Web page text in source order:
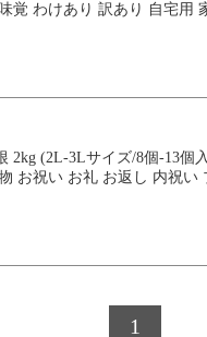
覚 わけあり 訳あり 自宅用
2kg (2L-3Lサイズ/8個-13
お祝い お礼 お返し 内祝
1